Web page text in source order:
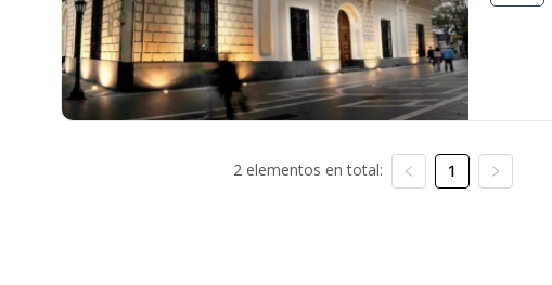
2 elementos en total: 1